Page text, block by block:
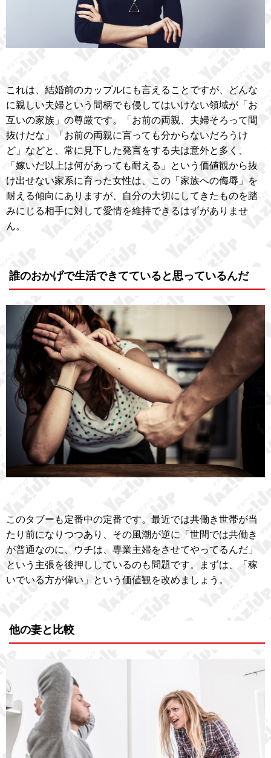
これは、結婚前のカップルにも言えることですが、どんな
に親しい夫婦という間柄でも侵してはいけない領域が「お
互いの家族」の尊厳です。「お前の両親、夫婦そろって間
抜けだな」「お前の両親に言っても分からないだろうけ
ど」などと、常に見下した発言をする夫は意外と多く、
「嫁いだ以上は何があっても耐える」という価値観から抜
け出せない家系に育った女性は、この「家族への侮辱」を
耐える傾向にありますが、自分の大切にしてきたものを踏
みにじる相手に対して愛情を維持できるはずがありませ
ん。
誰のおかげで生活できてていると思っているんだ
このタブーも定番中の定番です。最近では共働き世帯が当
たり前になりつつあり、その風潮が逆に「世間では共働き
が普通なのに、ウチは、専業主婦をさせてやってるんだ」
という主張を後押ししているのも問題です。まずは、「稼
いでいる方が偉い」という価値観を改めましょう。
他の妻と比較